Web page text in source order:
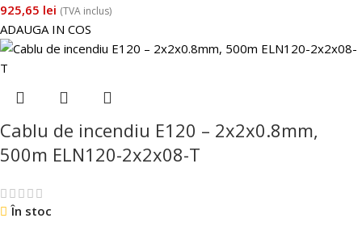
925,65 lei (TVA inclus)
ADAUGA IN COS
Cablu de incendiu E120 – 2x2x0.8mm,
500m ELN120-2x2x08-T
În stoc